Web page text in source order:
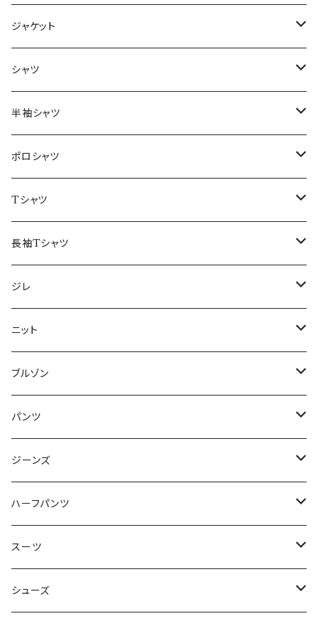
ジャケット
～44/S
46/M
48/L
50/XL～
シャツ
～44/S
46/M
48/L
50/XL～
半袖シャツ
～44/S
46/M
48/L
50/XL～
ポロシャツ
～44/S
46/M
48/L
50/XL～
Tシャツ
～44/S
46/M
48/L
50/XL～
長袖Tシャツ
～44/S
46/M
48/L
50/XL～
ジレ
～44/S
46/M
48/L
50/XL～
ニット
～44/S
46/M
48/L
50/XL～
ブルゾン
～44/S
46/M
48/L
50/XL～
パンツ
～44/S
46/M
48/L
50/XL～
ジーンズ
～44/S
46/M
48/L
ハーフパンツ
～44/S
46/M
スーツ
～44/S
シューズ